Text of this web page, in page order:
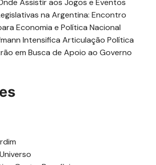
na Argentina: Encontro
Economia e Política Nacional
Intensifica Articulação Política
em Busca de Apoio ao Governo